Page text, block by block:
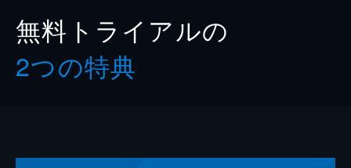
無料トライアルの
2つの特典